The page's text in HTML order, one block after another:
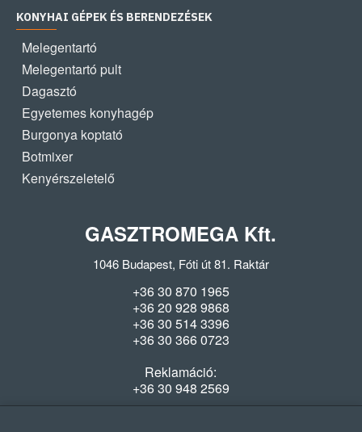
KONYHAI GÉPEK ÉS BERENDEZÉSEK
Melegentartó
Melegentartó pult
Dagasztó
Egyetemes konyhagép
Burgonya koptató
Botmixer
Kenyérszeletelő
GASZTROMEGA Kft.
1046 Budapest, Fóti út 81. Raktár
+36 30 870 1965
+36 20 928 9868
+36 30 514 3396
+36 30 366 0723
Reklamáció:
+36 30 948 2569